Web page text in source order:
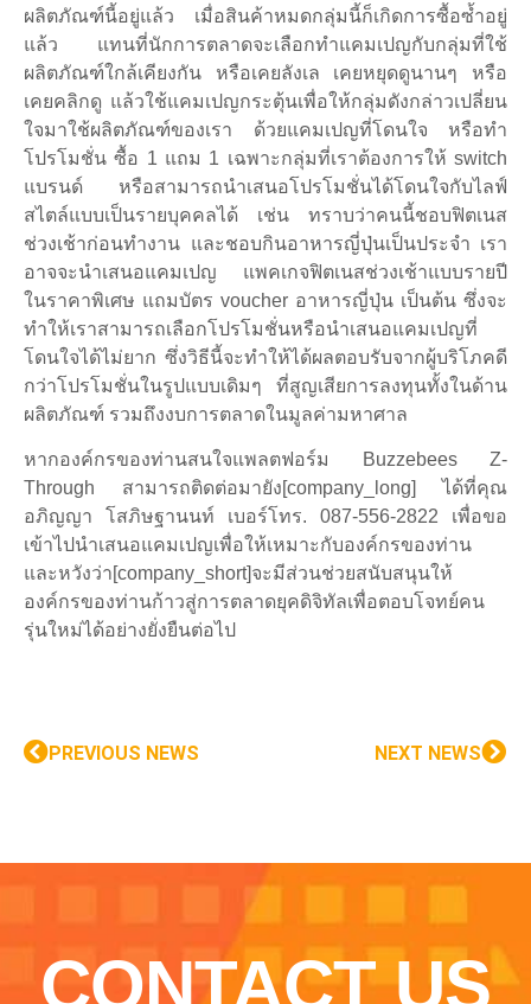
ผลิตภัณฑ์นี้อยู่แล้ว เมื่อสินค้าหมดกลุ่มนี้ก็เกิดการซื้อซ้ำอยู่
แล้ว แทนที่นักการตลาดจะเลือกทำแคมเปญกับกลุ่มที่ใช้
ผลิตภัณฑ์ใกล้เคียงกัน หรือเคยลังเล เคยหยุดดูนานๆ หรือ
เคยคลิกดู แล้วใช้แคมเปญกระตุ้นเพื่อให้กลุ่มดังกล่าวเปลี่ยน
ใจมาใช้ผลิตภัณฑ์ของเรา ด้วยแคมเปญที่โดนใจ หรือทำ
โปรโมชั่น ซื้อ 1 แถม 1 เฉพาะกลุ่มที่เราต้องการให้ switch
แบรนด์ หรือสามารถนำเสนอโปรโมชั่นได้โดนใจกับไลฟ์
สไตล์แบบเป็นรายบุคคลได้ เช่น ทราบว่าคนนี้ชอบฟิตเนส
ช่วงเช้าก่อนทำงาน และชอบกินอาหารญี่ปุ่นเป็นประจำ เรา
อาจจะนำเสนอแคมเปญ แพคเกจฟิตเนสช่วงเช้าแบบรายปี
ในราคาพิเศษ แถมบัตร voucher อาหารญี่ปุ่น เป็นต้น ซึ่งจะ
ทำให้เราสามารถเลือกโปรโมชั่นหรือนำเสนอแคมเปญที่
โดนใจได้ไม่ยาก ซึ่งวิธีนี้จะทำให้ได้ผลตอบรับจากผู้บริโภคดี
กว่าโปรโมชั่นในรูปแบบเดิมๆ ที่สูญเสียการลงทุนทั้งในด้าน
ผลิตภัณฑ์ รวมถึงงบการตลาดในมูลค่ามหาศาล
หากองค์กรของท่านสนใจแพลตฟอร์ม Buzzebees Z-
Through สามารถติดต่อมายัง[company_long] ได้ที่คุณ
อภิญญา โสภิษฐานนท์ เบอร์โทร. 087-556-2822 เพื่อขอ
เข้าไปนำเสนอแคมเปญเพื่อให้เหมาะกับองค์กรของท่าน
และหวังว่า[company_short]จะมีส่วนช่วยสนับสนุนให้
องค์กรของท่านก้าวสู่การตลาดยุคดิจิทัลเพื่อตอบโจทย์คน
รุ่นใหม่ได้อย่างยั่งยืนต่อไป
PREVIOUS NEWS NEXT NEWS
CONTACT US